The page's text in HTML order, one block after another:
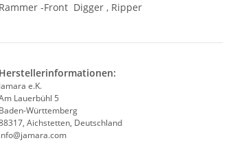
Rammer -Front Digger , Ripper
Herstellerinformationen:
Jamara e.K.
Lauerbühl 5
Baden-Württemberg
Aichstetten, Deutschland
info@jamara.com